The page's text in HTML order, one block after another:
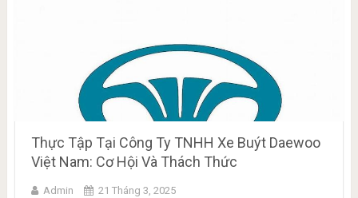
Thực Tập Tại Công Ty TNHH Xe Buýt Daewoo
Việt Nam: Cơ Hội Và Thách Thức
Admin 21 Tháng 3, 2025